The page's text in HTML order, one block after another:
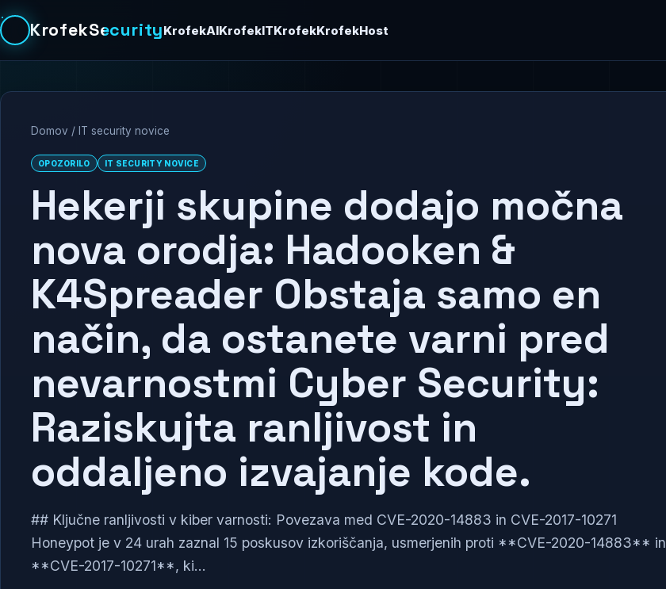
KrofekSecurityKrofekAIKrofekITKrofekKrofekHost
Domov / IT security novice
OPOZORILO IT SECURITY NOVICE
Hekerji skupine dodajo močna
nova orodja: Hadooken &
K4Spreader Obstaja samo en
način, da ostanete varni pred
nevarnostmi Cyber Security:
Raziskujta ranljivost in
oddaljeno izvajanje kode.
## Ključne ranljivosti v kiber varnosti: Povezava med CVE-2020-14883 in CVE-2017-10271
Honeypot je v 24 urah zaznal 15 poskusov izkoriščanja, usmerjenih proti **CVE-2020-14883** in
**CVE-2017-10271**, ki...